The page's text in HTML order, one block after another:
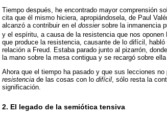
Tiempo después, he encontrado mayor comprensión
cita que él mismo hiciera, apropiándosela, de Paul
alcanzó a contribuir en el dossiersobre la inmanencia
y el espíritu, a causa de la resistencia que nos
que produce la resistencia, causante de lo difícil,
relación a Freud. Estaba parado junto al pizarrón,
la mano sobre la mesa contigua y se recargó sobre
Ahora que el tiempo ha pasado y que sus lecciones
resistencia de las cosas con lo difícil, sólo resta la
significación.
2. El legado de la semiótica tensiva